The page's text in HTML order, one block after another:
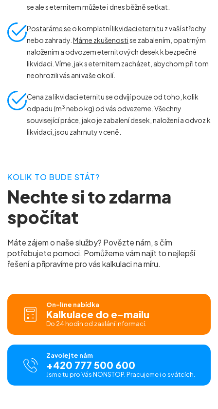
se ale s eternitem můžete i dnes běžně setkat.
Postaráme se o kompletnílikvidaci eternitu z vaší střechy
nebo zahrady. Máme zkušenostise zabalením, opatrným
naložením a odvozem eternitových desek k bezpečné
likvidaci. Víme, jak s eternitem zacházet, abychom při tom
neohrozili vás ani vaše okolí.
Cena za likvidaci eternitu se odvíjí pouze od toho, kolik
odpadu (m3 nebo kg) od vás odvezeme. Všechny
související práce, jako je zabalení desek, naložení a odvoz k
likvidaci, jsou zahrnuty v ceně.
KOLIK TO BUDE STÁT?
Nechte si to zdarma
spočítat
Máte zájem o naše služby? Povězte nám, s čím
potřebujete pomoci. Pomůžeme vám najít to nejlepší
řešení a připravíme pro vás kalkulaci na míru.
On-line nabídka
Kalkulace do e-mailu
Do 24 hodin od zaslání informací.
Zavolejte nám
+420 777 500 600
Jsme tu pro Vás NONSTOP. Pracujeme i o svátcích.